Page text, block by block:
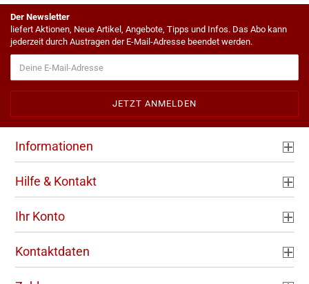
Der Newsletter
liefert Aktionen, Neue Artikel, Angebote, Tipps und Infos. Das Abo kann
jederzeit durch Austragen der E-Mail-Adresse beendet werden.
Informationen
Hilfe & Kontakt
Ihr Konto
Kontaktdaten